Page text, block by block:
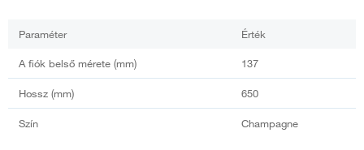
Paraméter Érték
A fiók belső mérete (mm) 137
Hossz (mm) 650
Szín Champagne